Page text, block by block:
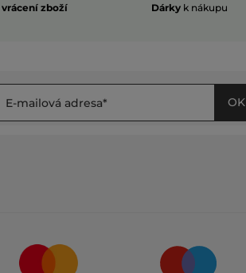
vrácení zboží Dárky k nákupu
OK